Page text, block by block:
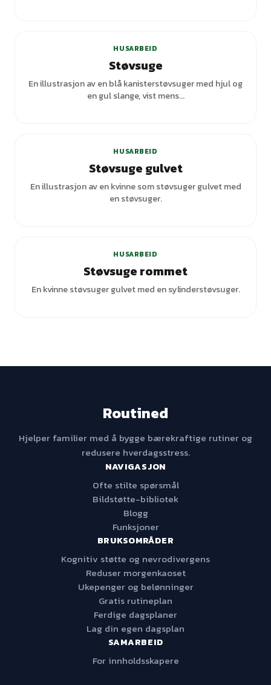
HUSARBEID
Støvsuge
En illustrasjon av en blå kanisterstøvsuger med hjul og
en gul slange, vist mens...
HUSARBEID
Støvsuge gulvet
En illustrasjon av en kvinne som støvsuger gulvet med
en støvsuger.
HUSARBEID
Støvsuge rommet
En kvinne støvsuger gulvet med en sylinderstøvsuger.
Routined
Hjelper familier med å bygge bærekraftige rutiner og
redusere hverdagsstress.
NAVIGASJON
Ofte stilte spørsmål
Bildstøtte-bibliotek
Blogg
Funksjoner
BRUKSOMRÅDER
Kognitiv støtte og nevrodivergens
Reduser morgenkaoset
Ukepenger og belønninger
Gratis rutineplan
Ferdige dagsplaner
Lag din egen dagsplan
SAMARBEID
For innholdsskapere